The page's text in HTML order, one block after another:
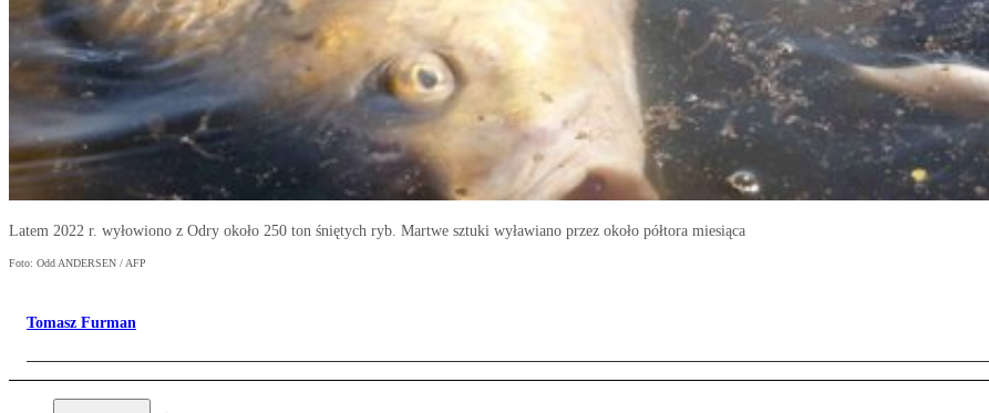
Latem 2022 r. wyłowiono z Odry około 250 ton śniętych ryb. Martwe sztuki wyławiano przez około półtora miesiąca
Foto: Odd ANDERSEN / AFP
Tomasz Furman